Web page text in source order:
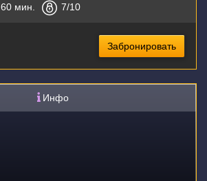
60 мин. 7/10
Забронировать
Инфо